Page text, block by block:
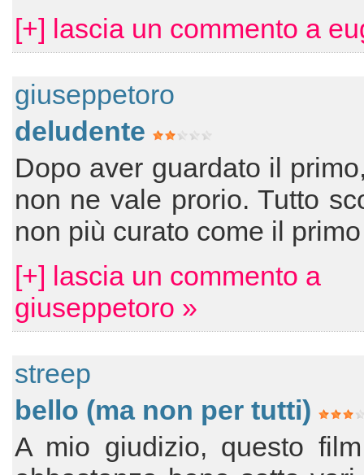
[+] lascia un commento a
giuseppetoro
deludente
Dopo aver guardato il
non ne vale prorio. Tutto
non più curato come il primo
[+] lascia un commento a
giuseppetoro »
streep
bello (ma non per tutti)
A mio giudizio, questo